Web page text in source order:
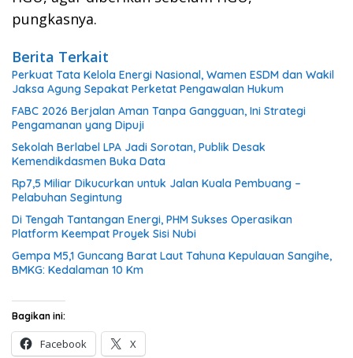
pungkasnya.
Berita Terkait
Perkuat Tata Kelola Energi Nasional, Wamen ESDM dan Wakil
Jaksa Agung Sepakat Perketat Pengawalan Hukum
FABC 2026 Berjalan Aman Tanpa Gangguan, Ini Strategi
Pengamanan yang Dipuji
Sekolah Berlabel LPA Jadi Sorotan, Publik Desak
Kemendikdasmen Buka Data
Rp7,5 Miliar Dikucurkan untuk Jalan Kuala Pembuang –
Pelabuhan Segintung
Di Tengah Tantangan Energi, PHM Sukses Operasikan
Platform Keempat Proyek Sisi Nubi
Gempa M5,1 Guncang Barat Laut Tahuna Kepulauan Sangihe,
BMKG: Kedalaman 10 Km
Bagikan ini:
Facebook X